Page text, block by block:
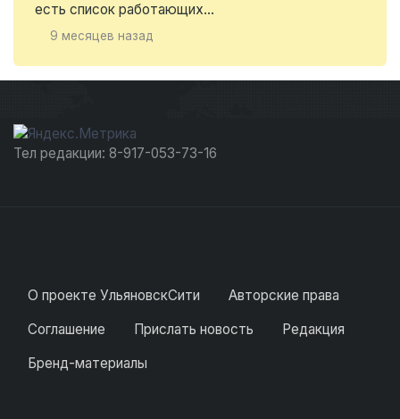
есть список работающих...
9 месяцев назад
Тел редакции: 8-917-053-73-16
О проекте УльяновскСити
Авторские права
Соглашение
Прислать новость
Редакция
Бренд-материалы